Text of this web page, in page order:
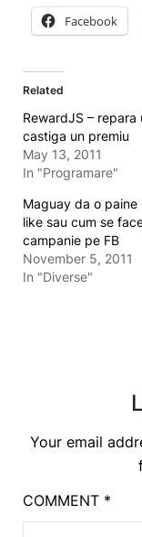
Facebook
Related
RewardJS – repara
castiga un premiu
May 13, 2011
In "Programare"
Maguay da o paine
like sau cum se
campanie pe FB
November 5, 2011
In "Diverse"
Your email
COMMENT *